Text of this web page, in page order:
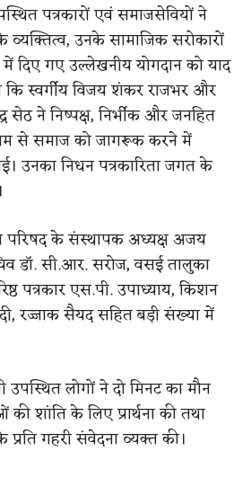
पत्रकारों एवं समाजसेवियों ने
व्यक्तित्व, उनके सामाजिक सरोकारों
में दिए गए उल्लेखनीय योगदान को याद
स्वर्गीय विजय शंकर राजभर और
सेठ ने निष्पक्ष, निर्भीक और जनहित
से समाज को जागरूक करने में
उनका निधन पत्रकारिता जगत के
परिषद के संस्थापक अध्यक्ष अजय
डॉ. सी.आर. सरोज, वसई तालुका
पत्रकार एस.पी. उपाध्याय, किशन
रज्जाक सैयद सहित बड़ी संख्या में
लोगों ने दो मिनट का मौन
शांति के लिए प्रार्थना की तथा
गहरी संवेदना व्यक्त की।